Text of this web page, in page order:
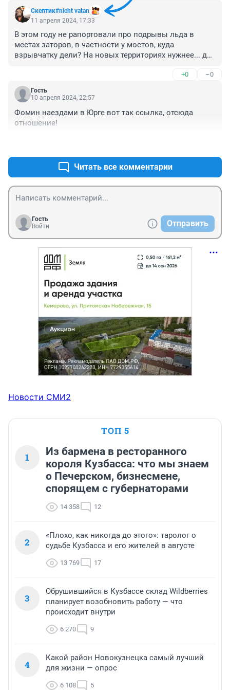
Скептик#nicht vatan
11 апреля 2024, 17:33
В этом году не рапортовали про подрывы льда в
местах заторов, в частности у мостов, куда
взрывчатку дели? На новых территориях нужнее... для
+0 –0
Гость
10 апреля 2024, 22:57
Фомин наездами в Юрге вот так ссылка, отсюда
отношение!
Читать все комментарии
Гость
Войти
Отправить
Новости СМИ2
ТОП 5
1
Из бармена в ресторанного
короля Кузбасса: что мы знаем
о Печерском, бизнесмене,
спорящем с губернаторами
14 358 12
2
«Плохо, как никогда до этого»: таролог о
судьбе Кузбасса и его жителей в августе
13 769 17
3
Обрушившийся в Кузбассе склад Wildberries
планирует возобновить работу — что
происходит внутри
6 270 9
4
Какой район Новокузнецка самый лучший
для жизни — опрос
6 108 5